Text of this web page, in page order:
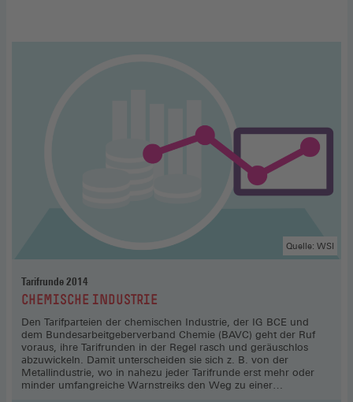
Tarifrunde 2014
:CHEMISCHE INDUSTRIE
Den Tarifparteien der chemischen Industrie, der IG BCE und
dem Bundesarbeitgeberverband Chemie (BAVC) geht der Ruf
voraus, ihre Tarifrunden in der Regel rasch und geräuschlos
abzuwickeln. Damit unterscheiden sie sich z. B. von der
Metallindustrie, wo in nahezu jeder Tarifrunde erst mehr oder
minder umfangreiche Warnstreiks den Weg zu einer
Quelle: WSI